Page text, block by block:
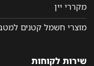
מקררי יין
מוצרי חשמל קטנים
שירות לקוחות